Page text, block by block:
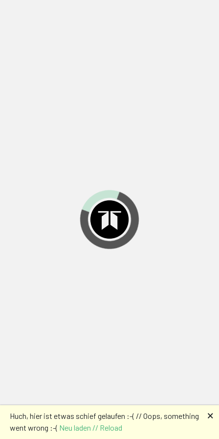
Huch, hier ist etwas schief gelaufen :-( // Oops, something
went wrong :-( Neu laden // Reload
🗙